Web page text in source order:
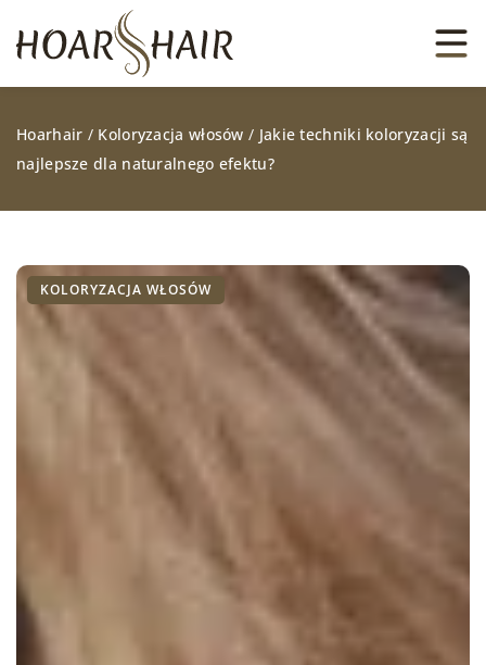
Hoarhair / Koloryzacja włosów / Jakie techniki koloryzacji są
najlepsze dla naturalnego efektu?
KOLORYZACJA WŁOSÓW